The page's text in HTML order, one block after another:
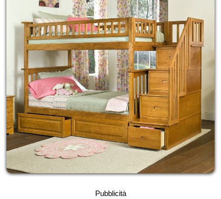
Pubblicità